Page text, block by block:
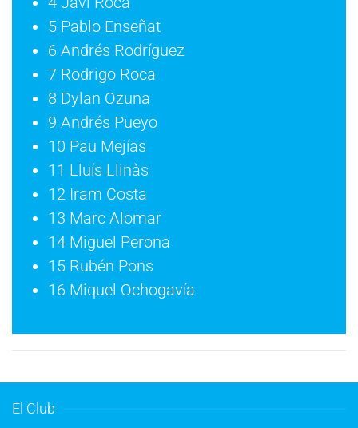
5 Pablo Enseñat
6 Andrés Rodríguez
7 Rodrigo Roca
8 Dylan Ozuna
9 Andrés Pueyo
10 Pau Mejías
11 Lluís Llinàs
12 Iram Costa
13 Marc Alomar
14 Miguel Perona
15 Rubén Pons
16 Miquel Ochogavía
El Club